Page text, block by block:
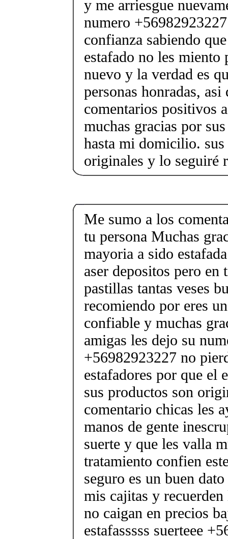
y me arriesgue
numero
confianza sabiendo
estafado no les miento
nuevo y la verdad es
personas honradas,
comentarios positivos
muchas gracias por
hasta mi domicilio.
originales y lo seguiré
Me sumo a los
tu persona Muchas
mayoria a sido
aser depositos pero en
pastillas tantas veses
recomiendo por eres
confiable y muchas
amigas les dejo su
+56982923227 no
estafadores por que el
sus productos son
comentario chicas les
manos de gente
suerte y que les valla
tratamiento confien
seguro es un buen
mis cajitas y
no caigan en precios
estafasssss suerteee